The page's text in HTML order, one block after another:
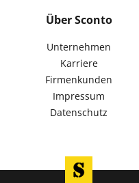
Über Sconto
Unternehmen
Karriere
Firmenkunden
Impressum
Datenschutz